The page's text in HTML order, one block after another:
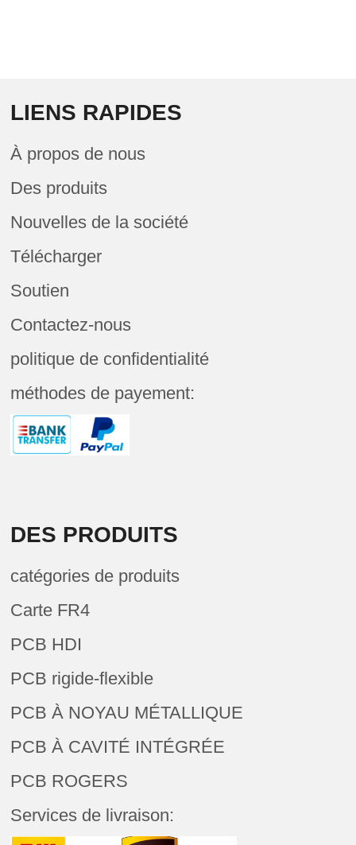
LIENS RAPIDES
À propos de nous
Des produits
Nouvelles de la société
Télécharger
Soutien
Contactez-nous
politique de confidentialité
méthodes de payement:
DES PRODUITS
catégories de produits
Carte FR4
PCB HDI
PCB rigide-flexible
PCB À NOYAU MÉTALLIQUE
PCB À CAVITÉ INTÉGRÉE
PCB ROGERS
Services de livraison: